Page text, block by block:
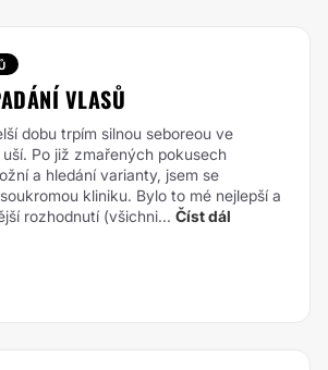
VLASŮ
dobu trpím silnou seboreou ve
Po již zmařených pokusech
a hledání varianty, jsem se
kliniku. Bylo to mé nejlepší a
rozhodnutí (všichni... Číst dál